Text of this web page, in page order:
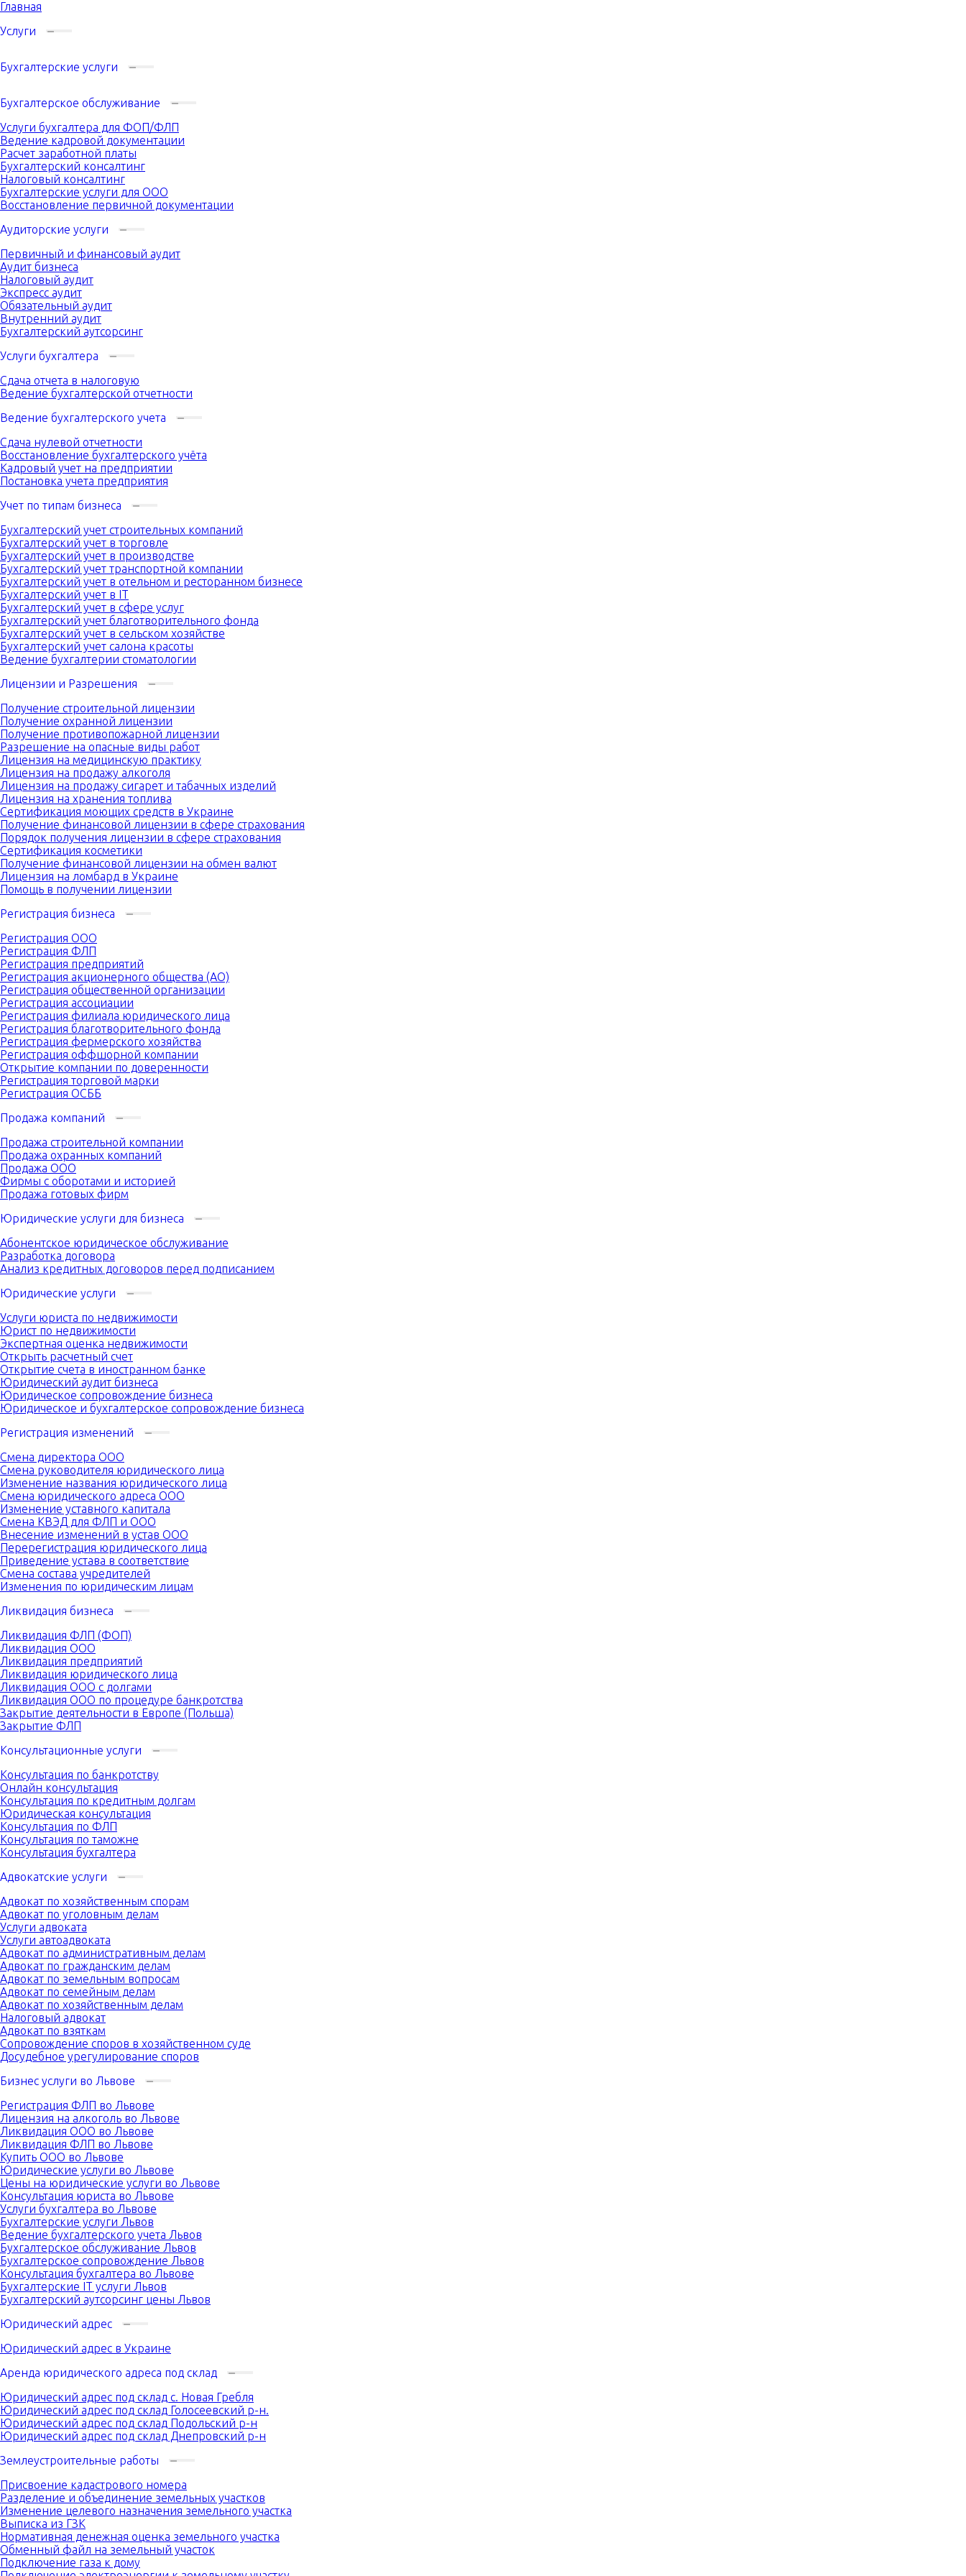
Главная
Услуги
Бухгалтерские услуги
Бухгалтерское обслуживание
Услуги бухгалтера для ФОП/ФЛП
Ведение кадровой документации
Расчет заработной платы
Бухгалтерский консалтинг
Налоговый консалтинг
Бухгалтерские услуги для ООО
Восстановление первичной документации
Аудиторские услуги
Первичный и финансовый аудит
Аудит бизнеса
Налоговый аудит
Экспресс аудит
Обязательный аудит
Внутренний аудит
Бухгалтерский аутсорсинг
Услуги бухгалтера
Сдача отчета в налоговую
Ведение бухгалтерской отчетности
Ведение бухгалтерского учета
Сдача нулевой отчетности
Восстановление бухгалтерского учёта
Кадровый учет на предприятии
Постановка учета предприятия
Учет по типам бизнеса
Бухгалтерский учет строительных компаний
Бухгалтерский учет в торговле
Бухгалтерский учет в производстве
Бухгалтерский учет транспортной компании
Бухгалтерский учет в отельном и ресторанном бизнесе
Бухгалтерский учет в IT
Бухгалтерский учет в сфере услуг
Бухгалтерский учет благотворительного фонда
Бухгалтерский учет в сельском хозяйстве
Бухгалтерский учет салона красоты
Ведение бухгалтерии стоматологии
Лицензии и Разрешения
Получение строительной лицензии
Получение охранной лицензии
Получение противопожарной лицензии
Разрешение на опасные виды работ
Лицензия на медицинскую практику
Лицензия на продажу алкоголя
Лицензия на продажу сигарет и табачных изделий
Лицензия на хранения топлива
Сертификация моющих средств в Украине
Получение финансовой лицензии в сфере страхования
Порядок получения лицензии в сфере страхования
Сертификация косметики
Получение финансовой лицензии на обмен валют
Лицензия на ломбард в Украине
Помощь в получении лицензии
Регистрация бизнеса
Регистрация ООО
Регистрация ФЛП
Регистрация предприятий
Регистрация акционерного общества (АО)
Регистрация общественной организации
Регистрация ассоциации
Регистрация филиала юридического лица
Регистрация благотворительного фонда
Регистрация фермерского хозяйства
Регистрация оффшорной компании
Открытие компании по доверенности
Регистрация торговой марки
Регистрация ОСББ
Продажа компаний
Продажа строительной компании
Продажа охранных компаний
Продажа ООО
Фирмы с оборотами и историей
Продажа готовых фирм
Юридические услуги для бизнеса
Абонентское юридическое обслуживание
Разработка договора
Анализ кредитных договоров перед подписанием
Юридические услуги
Услуги юриста по недвижимости
Юрист по недвижимости
Экспертная оценка недвижимости
Открыть расчетный счет
Открытие счета в иностранном банке
Юридический аудит бизнеса
Юридическое сопровождение бизнеса
Юридическое и бухгалтерское сопровождение бизнеса
Регистрация изменений
Смена директора ООО
Смена руководителя юридического лица
Изменение названия юридического лица
Смена юридического адреса ООО
Изменение уставного капитала
Смена КВЭД для ФЛП и ООО
Внесение изменений в устав ООО
Перерегистрация юридического лица
Приведение устава в соответствие
Смена состава учредителей
Изменения по юридическим лицам
Ликвидация бизнеса
Ликвидация ФЛП (ФОП)
Ликвидация ООО
Ликвидация предприятий
Ликвидация юридического лица
Ликвидация ООО с долгами
Ликвидация ООО по процедуре банкротства
Закрытие деятельности в Европе (Польша)
Закрытие ФЛП
Консультационные услуги
Консультация по банкротству
Онлайн консультация
Консультация по кредитным долгам
Юридическая консультация
Консультация по ФЛП
Консультация по таможне
Консультация бухгалтера
Адвокатские услуги
Адвокат по хозяйственным спорам
Адвокат по уголовным делам
Услуги адвоката
Услуги автоадвоката
Адвокат по административным делам
Адвокат по гражданским делам
Адвокат по земельным вопросам
Адвокат по семейным делам
Адвокат по хозяйственным делам
Налоговый адвокат
Адвокат по взяткам
Сопровождение споров в хозяйственном суде
Досудебное урегулирование споров
Бизнес услуги во Львове
Регистрация ФЛП во Львове
Лицензия на алкоголь во Львове
Ликвидация ООО во Львове
Ликвидация ФЛП во Львове
Купить ООО во Львове
Юридические услуги во Львове
Цены на юридические услуги во Львове
Консультация юриста во Львове
Услуги бухгалтера во Львове
Бухгалтерские услуги Львов
Ведение бухгалтерского учета Львов
Бухгалтерское обслуживание Львов
Бухгалтерское сопровождение Львов
Консультация бухгалтера во Львове
Бухгалтерские IT услуги Львов
Бухгалтерский аутсорсинг цены Львов
Юридический адрес
Юридический адрес в Украине
Аренда юридического адреса под склад
Юридический адрес под склад с. Новая Гребля
Юридический адрес под склад Голосеевский р-н.
Юридический адрес под склад Подольский р-н
Юридический адрес под склад Днепровский р-н
Землеустроительные работы
Присвоение кадастрового номера
Разделение и объединение земельных участков
Изменение целевого назначения земельного участка
Выписка из ГЗК
Нормативная денежная оценка земельного участка
Обменный файл на земельный участок
Подключение газа к дому